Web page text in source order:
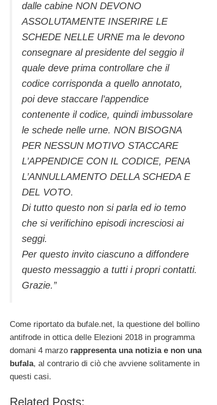
dalle cabine NON DEVONO
ASSOLUTAMENTE INSERIRE LE
SCHEDE NELLE URNE ma le devono
consegnare al presidente del seggio il
quale deve prima controllare che il
codice corrisponda a quello annotato,
poi deve staccare l’appendice
contenente il codice, quindi imbussolare
le schede nelle urne. NON BISOGNA
PER NESSUN MOTIVO STACCARE
L’APPENDICE CON IL CODICE, PENA
L’ANNULLAMENTO DELLA SCHEDA E
DEL VOTO.
Di tutto questo non si parla ed io temo
che si verifichino episodi incresciosi ai
seggi.
Per questo invito ciascuno a diffondere
questo messaggio a tutti i propri contatti.
Grazie.”
Come riportato da bufale.net, la questione del bollino
antifrode in ottica delle Elezioni 2018 in programma
domani 4 marzo rappresenta una notizia e non una
bufala, al contrario di ciò che avviene solitamente in
questi casi.
Related Posts: